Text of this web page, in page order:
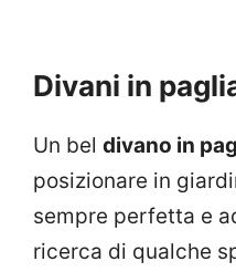
Divani in
Un bel divano in
posizionare in
sempre perfetta e
ricerca di qualche